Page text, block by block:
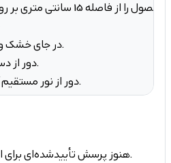
در جای خشک و خنک نگهداری شود.
دور از دسترس اطفال بگذارید.
دور از نور مستقیم آفتاب نگهداری شود.
هنوز پرسش تأییدشده‌ای برای این محصول ثبت نشده است.